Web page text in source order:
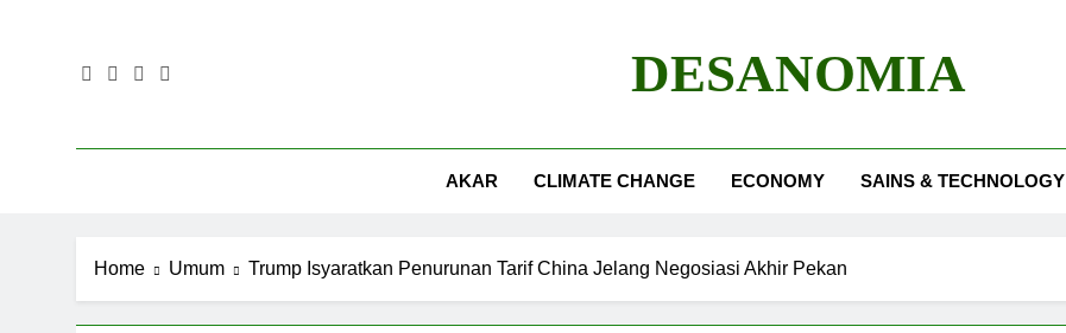
DESANOMIA
AKAR CLIMATE CHANGE ECONOMY SAINS & TECHNOLOGY
Home Umum Trump Isyaratkan Penurunan Tarif China Jelang Negosiasi Akhir Pekan